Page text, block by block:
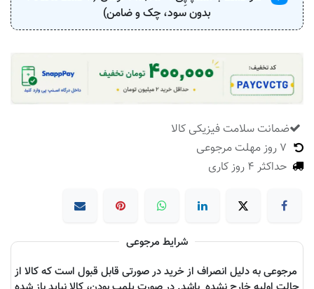
بدون سود، چک و ضامن)
ضمانت سلامت فیزیکی کالا
حداکثر 4 روز کاری
شرایط مرجوعی
مرجوعی به دلیل انصراف از خرید در صورتی قابل قبول است که کالا از